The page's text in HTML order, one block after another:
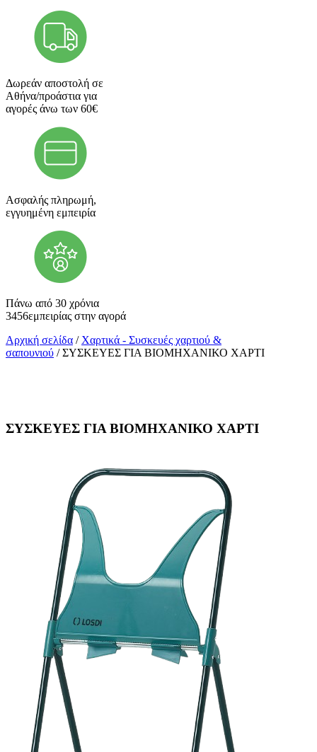
Δωρεάν αποστολή σε
Αθήνα/προάστια για
αγορές άνω των 60€
Ασφαλής πληρωμή,
εγγυημένη εμπειρία
Πάνω από 30 χρόνια
3456εμπειρίας στην αγορά
Αρχική σελίδα / Χαρτικά - Συσκευές χαρτιού &
σαπουνιού / ΣΥΣΚΕΥΕΣ ΓΙΑ ΒΙΟΜΗΧΑΝΙΚΟ ΧΑΡΤΙ
ΣΥΣΚΕΥΕΣ ΓΙΑ ΒΙΟΜΗΧΑΝΙΚΟ ΧΑΡΤΙ